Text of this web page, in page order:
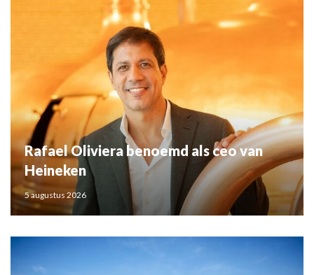
Rafael Oliviera benoemd als ceo van
Heineken
5 augustus 2026